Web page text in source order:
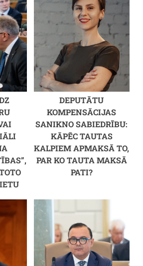
DEPUTĀTU
KOMPENSĀCIJAS
SANIKNO SABIEDRĪBU:
KĀPĒC TAUTAS
KALPIEM APMAKSĀ TO,
PAR KO TAUTA MAKSĀ
PATI?